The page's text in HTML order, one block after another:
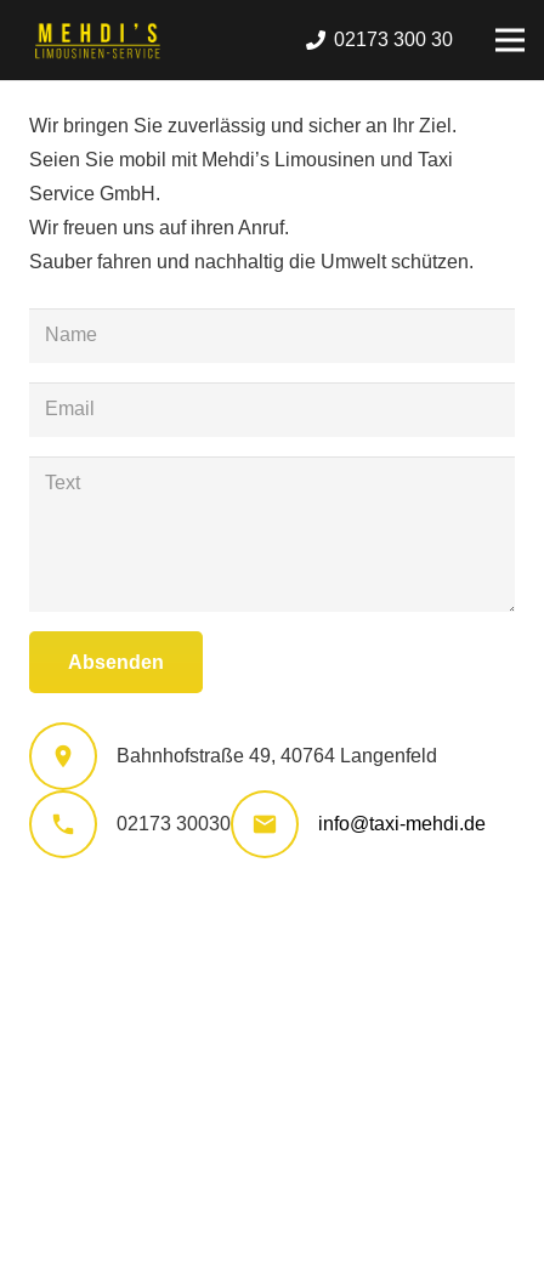
02173 300 30
Wir bringen Sie zuverlässig und sicher an Ihr Ziel.
Seien Sie mobil mit Mehdi’s Limousinen und Taxi
Service GmbH.
Wir freuen uns auf ihren Anruf.
Sauber fahren und nachhaltig die Umwelt schützen.
Absenden
Bahnhofstraße 49, 40764 Langenfeld
02173 30030 info@taxi-mehdi.de